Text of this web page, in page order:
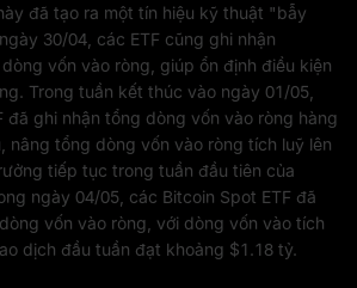
đã tạo ra một tín hiệu kỹ thuật "bẫy
30/04, các ETF cũng ghi nhận
vốn vào ròng, giúp ổn định điều kiện
Trong tuần kết thúc vào ngày 01/05,
đã ghi nhận tổng dòng vốn vào ròng hàng
nâng tổng dòng vốn vào ròng tích luỹ lên
tiếp tục trong tuần đầu tiên của
ngày 04/05, các Bitcoin Spot ETF đã
vốn vào ròng, với dòng vốn vào tích
dịch đầu tuần đạt khoảng $1.18 tỷ.